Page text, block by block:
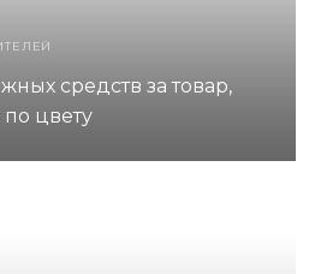
средств за товар,
цвету